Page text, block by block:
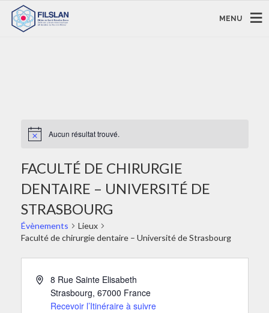
MENU
Aucun résultat trouvé.
FACULTÉ DE CHIRURGIE
DENTAIRE – UNIVERSITÉ DE
STRASBOURG
Évènements
Lieux
Faculté de chirurgie dentaire – Université de Strasbourg
8 Rue Sainte Elisabeth
Strasbourg, 67000 France
Recevoir l’Itinéraire à suivre